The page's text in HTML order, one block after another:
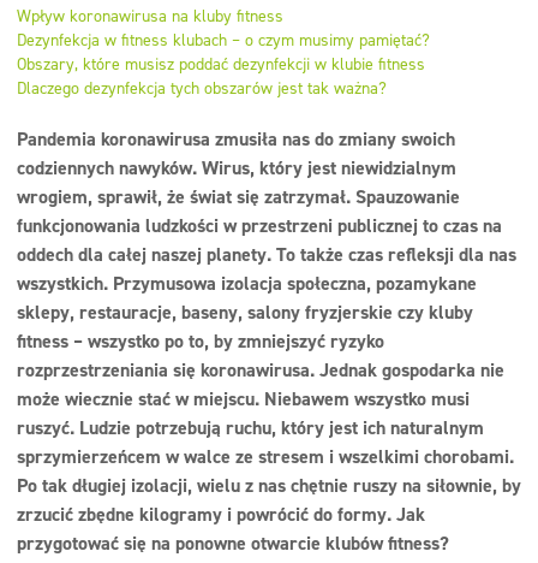
Dezynfekcja
Linia ekonomiczna
Pandemia koronawirusa zmusiła nas do zmiany swoich
codziennych nawyków. Wirus, który jest niewidzialnym
wrogiem, sprawił, że świat się zatrzymał. Spauzowanie
funkcjonowania ludzkości w przestrzeni publicznej to czas na
oddech dla całej naszej planety. To także czas refleksji dla nas
wszystkich. Przymusowa izolacja społeczna, pozamykane
sklepy, restauracje, baseny, salony fryzjerskie czy kluby
fitness – wszystko po to, by zmniejszyć ryzyko
rozprzestrzeniania się koronawirusa. Jednak gospodarka nie
może wiecznie stać w miejscu. Niebawem wszystko musi
ruszyć. Ludzie potrzebują ruchu, który jest ich naturalnym
sprzymierzeńcem w walce ze stresem i wszelkimi chorobami.
Po tak długiej izolacji, wielu z nas chętnie ruszy na siłownie, by
zrzucić zbędne kilogramy i powrócić do formy. Jak
przygotować się na ponowne otwarcie klubów fitness?
Wpływ koronawirusa na kluby fitness
Dezynfekcja w fitness klubach – o czym musimy pamiętać?
Obszary, które musisz poddać dezynfekcji w klubie fitness
Dlaczego dezynfekcja tych obszarów jest tak ważna?